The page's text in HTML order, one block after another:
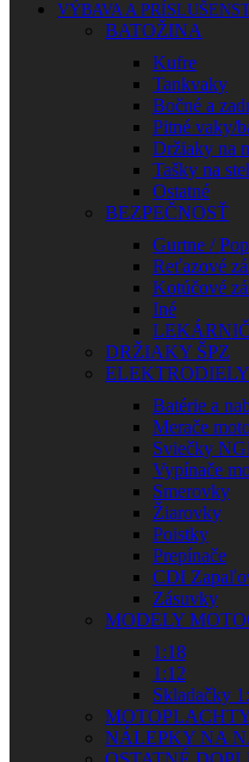
VÝBAVA A
BATOŽINA
Kufre
Tankvaky
Bočné a
Pitné vaky/
Držiaky na
Tašky na
Ostatné
BEZPEČNOSŤ
Gurtne /
Reťazové
Kotúčové
Iné
DRŽIAKY ŠPZ
ELEKTRODIELY
Batérie a
Merače
Sviečky
Vypínače
Smerovky
Žiarovky
Poistky
Prepínače
CDI
Zásuvky
MODELY
1:18
1:12
Skladačky
NÁLEPKY NA